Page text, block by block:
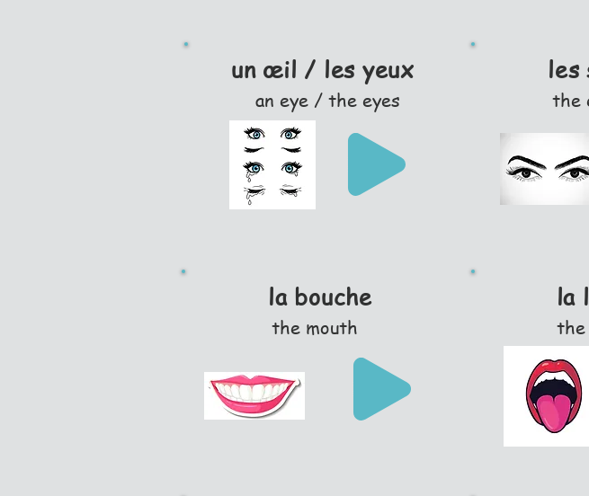
un œil / les yeux
an eye / the eyes
les
the
la bouche
the mouth
la
the